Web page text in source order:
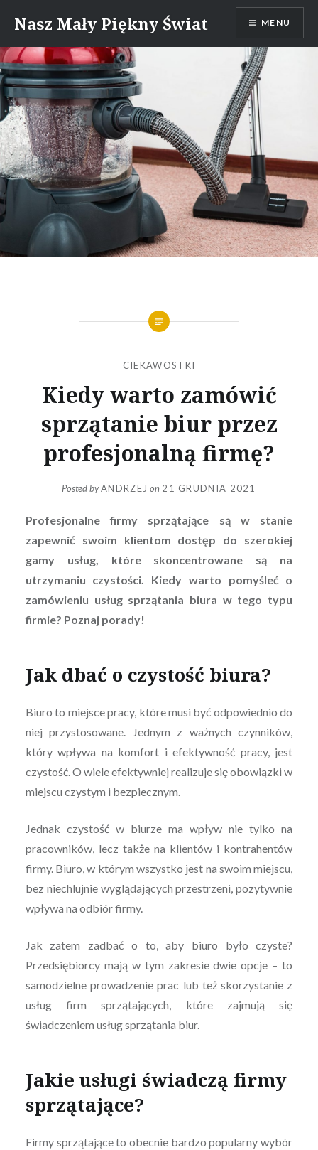
content
Nasz Mały Piękny Świat MENU
CIEKAWOSTKI
Kiedy warto zamówić
sprzątanie biur przez
profesjonalną firmę?
Posted byANDRZEJ on 21 GRUDNIA 2021
Profesjonalne firmy sprzątające są w stanie
zapewnić swoim klientom dostęp do szerokiej
gamy usług, które skoncentrowane są na
utrzymaniu czystości. Kiedy warto pomyśleć o
zamówieniu usług sprzątania biura w tego typu
firmie? Poznaj porady!
Jak dbać o czystość biura?
Biuro to miejsce pracy, które musi być odpowiednio do
niej przystosowane. Jednym z ważnych czynników,
który wpływa na komfort i efektywność pracy, jest
czystość. O wiele efektywniej realizuje się obowiązki w
miejscu czystym i bezpiecznym.
Jednak czystość w biurze ma wpływ nie tylko na
pracowników, lecz także na klientów i kontrahentów
firmy. Biuro, w którym wszystko jest na swoim miejscu,
bez niechlujnie wyglądających przestrzeni, pozytywnie
wpływa na odbiór firmy.
Jak zatem zadbać o to, aby biuro było czyste?
Przedsiębiorcy mają w tym zakresie dwie opcje – to
samodzielne prowadzenie prac lub też skorzystanie z
usług firm sprzątających, które zajmują się
świadczeniem usług sprzątania biur.
Jakie usługi świadczą firmy
sprzątające?
Firmy sprzątające to obecnie bardzo popularny wybór